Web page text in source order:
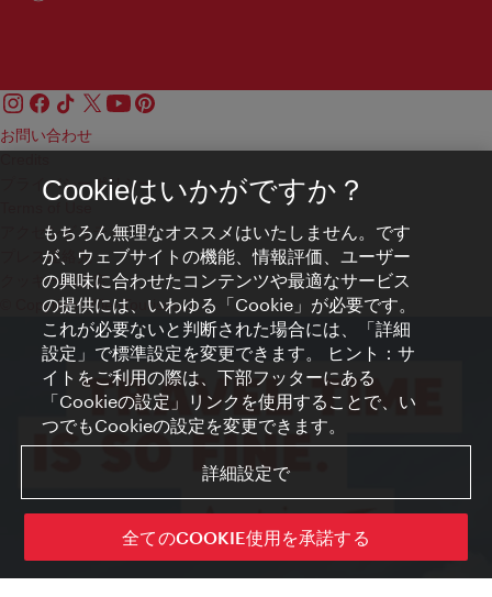
お問い合わせ
プライバシーポリシー
アクセシビリティ
プレス連絡先
クッキーの設定
© Copyright WienTourismus
Cookieはいかがですか？
もちろん無理なオススメはいたしません。です
が、ウェブサイトの機能、情報評価、ユーザー
の興味に合わせたコンテンツや最適なサービス
の提供には、いわゆる「Cookie」が必要です。
これが必要ないと判断された場合には、「詳細
設定」で標準設定を変更できます。 ヒント：サ
イトをご利用の際は、下部フッターにある
「Cookieの設定」リンクを使用することで、い
つでもCookieの設定を変更できます。
詳細設定で
全てのCOOKIE使用を承諾する